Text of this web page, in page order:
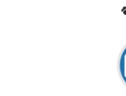
S
N
O